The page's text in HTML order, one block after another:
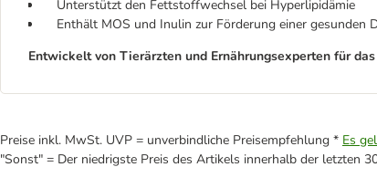
Unterstützt den Fettstoffwechsel bei Hyperlipidämie
Enthält MOS und Inulin zur Förderung einer gesunden
Entwickelt von Tierärzten und Ernährungsexperten für
Preise inkl. MwSt. UVP = unverbindliche Preisempfehlung * Es
"Sonst" = Der niedrigste Preis des Artikels innerhalb der letzten